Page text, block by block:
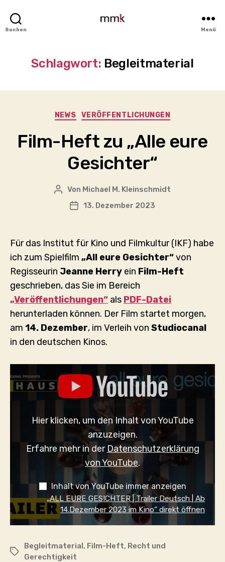
Suchen
M.
Kleinschmidt
Menü
Schlagwort: Begleitmaterial
Kategorien
NEWS VERÖFFENTLICHUNGEN
Film-Heft zu „Alle eure
Gesichter“
Beitragsautor
Von Michael M. Kleinschmidt
Veröffentlichungsdatum
13. Dezember 2023
Für das Institut für Kino und Filmkultur (IKF) habe
ich zum Spielfilm „All eure Gesichter“von
Regisseurin Jeanne Herry ein Film-Heft
geschrieben, das Sie im Bereich
„Veröffentlichungen“ als PDF-Datei
herunterladen können. Der Film startet morgen,
am 14. Dezember, im Verleih von Studiocanal
in den deutschen Kinos.
EURE
GESICHTER
14.DEZEMBER
2023
YOUTUBE
Hier klicken, um den Inhalt von YouTube
anzuzeigen.
Erfahre mehr in der Datenschutzerklärung
von YouTube.
Inhalt von YouTube immer anzeigen
„ALL EURE GESICHTER | Trailer Deutsch | Ab
14.Dezember 2023 im Kino“ direkt öffnen
Schlagwörter
Begleitmaterial, Film-Heft, Recht und
Gerechtigkeit